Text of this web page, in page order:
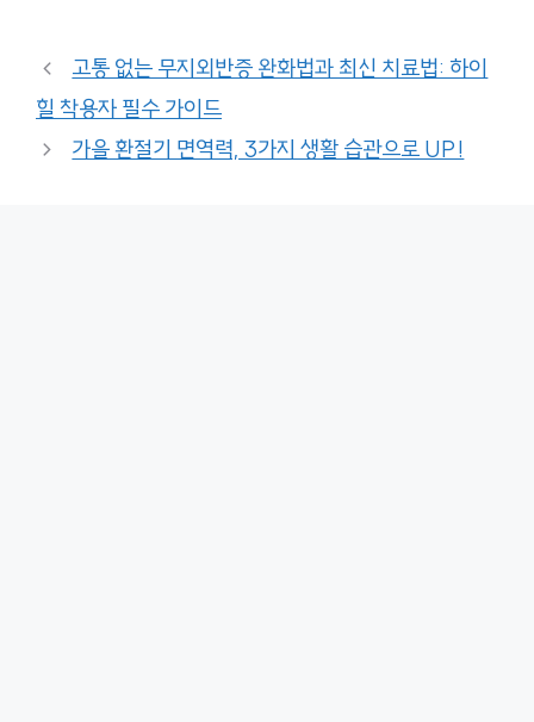
고통 없는 무지외반증 완화법과 최신 치료법: 하이
힐 착용자 필수 가이드
가을 환절기 면역력, 3가지 생활 습관으로 UP!